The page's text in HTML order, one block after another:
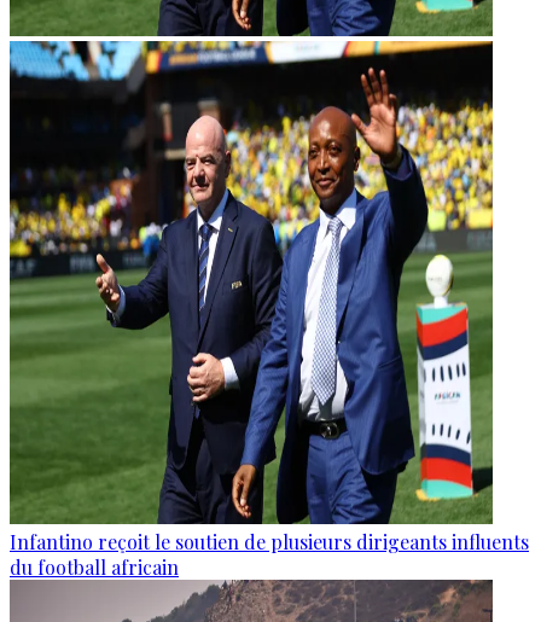
Infantino reçoit le soutien de plusieurs dirigeants influents
du football africain